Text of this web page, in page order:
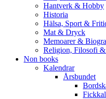
Hantverk & Hobby
Historia
Hälsa, Sport &
Mat & Dryck
Memoarer &
Religion, Filosofi &
Non books
Kalendrar
Årsbundet